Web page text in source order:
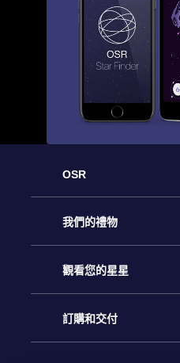
OSR
客戶服務
聯繫我們
博客
我們的禮物
Online Star禮物
OSR禮物包
觀看您的星星
星星注册
訂購和交付